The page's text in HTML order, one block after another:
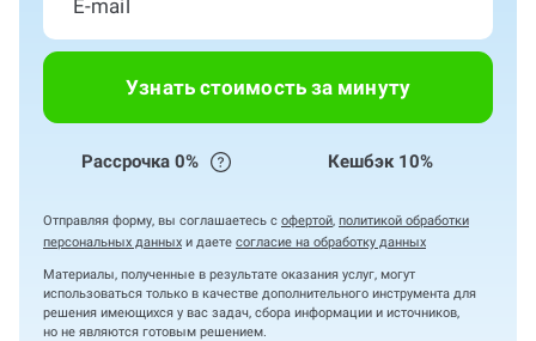
Узнать стоимость за минуту
Рассрочка 0% Кешбэк 10%
Отправляя форму, вы соглашаетесь с офертой, политикой обработки
персональных данных и даете согласие на обработку данных
Материалы, полученные в результате оказания услуг, могут
использоваться только в качестве дополнительного инструмента для
решения имеющихся у вас задач, сбора информации и источников,
но не являются готовым решением.